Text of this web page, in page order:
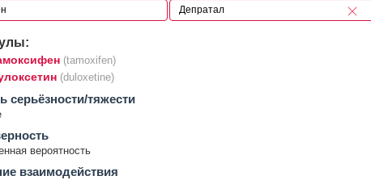
(tamoxifen)
(duloxetine)
серьёзности/тяжести
вероятность
взаимодействия